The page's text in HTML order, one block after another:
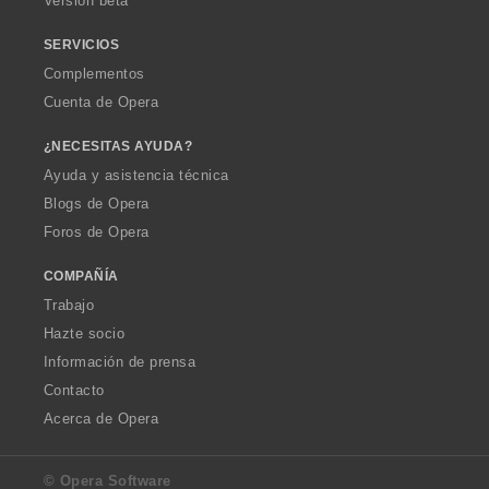
SERVICIOS
Complementos
Cuenta de Opera
¿NECESITAS AYUDA?
Ayuda y asistencia técnica
Blogs de Opera
Foros de Opera
COMPAÑÍA
Trabajo
Hazte socio
Información de prensa
Contacto
Acerca de Opera
© Opera Software